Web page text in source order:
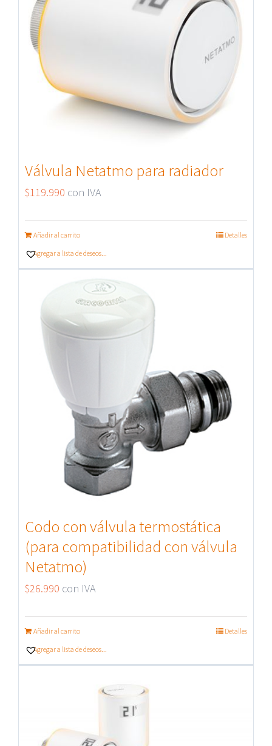
Válvula Netatmo para radiador
$119.990 con IVA
Añadir al carrito
Detalles
Agregar a lista de deseos...
Codo con válvula termostática
(para compatibilidad con válvula
Netatmo)
$26.990 con IVA
Añadir al carrito
Detalles
Agregar a lista de deseos...